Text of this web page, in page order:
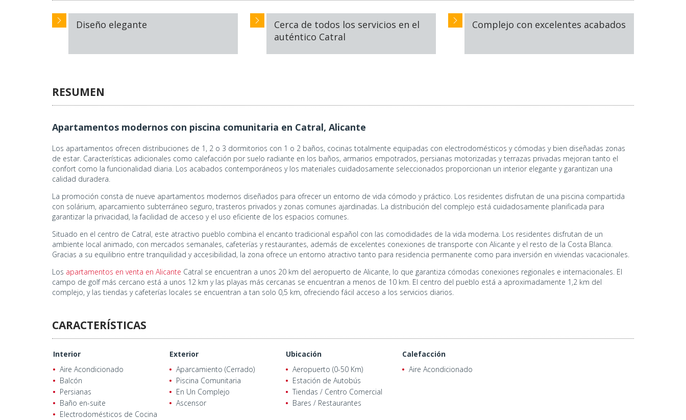
Diseño elegante
Cerca de todos los servicios en el
auténtico Catral
Complejo con excelentes acabados
RESUMEN
Apartamentos modernos con piscina comunitaria en Catral, Alicante
Los apartamentos ofrecen distribuciones de 1, 2 o 3 dormitorios con 1 o 2 baños, cocinas totalmente equipadas con electrodomésticos y cómodas y bien diseñadas zonas
de estar. Características adicionales como calefacción por suelo radiante en los baños, armarios empotrados, persianas motorizadas y terrazas privadas mejoran tanto el
confort como la funcionalidad diaria. Los acabados contemporáneos y los materiales cuidadosamente seleccionados proporcionan un interior elegante y garantizan una
calidad duradera.
La promoción consta de nueve apartamentos modernos diseñados para ofrecer un entorno de vida cómodo y práctico. Los residentes disfrutan de una piscina compartida
con solárium, aparcamiento subterráneo seguro, trasteros privados y zonas comunes ajardinadas. La distribución del complejo está cuidadosamente planificada para
garantizar la privacidad, la facilidad de acceso y el uso eficiente de los espacios comunes.
Situado en el centro de Catral, este atractivo pueblo combina el encanto tradicional español con las comodidades de la vida moderna. Los residentes disfrutan de un
ambiente local animado, con mercados semanales, cafeterías y restaurantes, además de excelentes conexiones de transporte con Alicante y el resto de la Costa Blanca.
Gracias a su equilibrio entre tranquilidad y accesibilidad, la zona ofrece un entorno atractivo tanto para residencia permanente como para inversión en viviendas vacacionales.
Los apartamentos en venta en Alicante Catral se encuentran a unos 20 km del aeropuerto de Alicante, lo que garantiza cómodas conexiones regionales e internacionales. El
campo de golf más cercano está a unos 12 km y las playas más cercanas se encuentran a menos de 10 km. El centro del pueblo está a aproximadamente 1,2 km del
complejo, y las tiendas y cafeterías locales se encuentran a tan solo 0,5 km, ofreciendo fácil acceso a los servicios diarios.
CARACTERÍSTICAS
Interior
Aire Acondicionado
Balcón
Persianas
Baño en-suite
Electrodomésticos de Cocina
Exterior
Aparcamiento (Cerrado)
Piscina Comunitaria
En Un Complejo
Ascensor
Ubicación
Aeropuerto (0-50 Km)
Estación de Autobús
Tiendas / Centro Comercial
Bares / Restaurantes
Calefacción
Aire Acondicionado